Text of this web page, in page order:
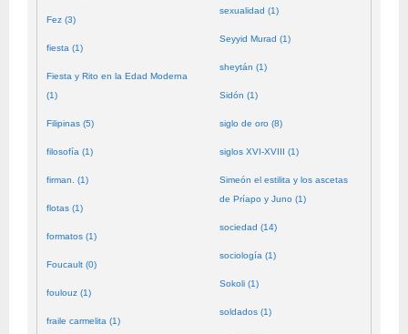
Fez (3)
fiesta (1)
Fiesta y Rito en la Edad Moderna
(1)
Filipinas (5)
filosofía (1)
firman. (1)
flotas (1)
formatos (1)
Foucault (0)
foulouz (1)
fraile carmelita (1)
sexualidad (1)
Seyyid Murad (1)
sheytán (1)
Sidón (1)
siglo de oro (8)
siglos XVI-XVIII (1)
Simeón el estilita y los ascetas
de Príapo y Juno (1)
sociedad (14)
sociología (1)
Sokoli (1)
soldados (1)